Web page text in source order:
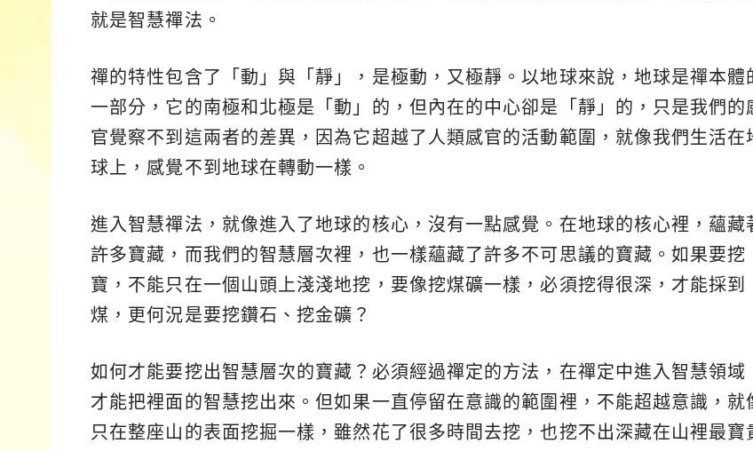
就是智慧禪法。
禪的特性包含了「動」與「靜」，是極動，又極靜。以地球來說，地球是禪本體
一部分，它的南極和北極是「動」的，但內在的中心卻是「靜」的，只是我們的
官覺察不到這兩者的差異，因為它超越了人類感官的活動範圍，就像我們生活在
球上，感覺不到地球在轉動一樣。
進入智慧禪法，就像進入了地球的核心，沒有一點感覺。在地球的核心裡，蘊藏
許多寶藏，而我們的智慧層次裡，也一樣蘊藏了許多不可思議的寶藏。如果要挖
寶，不能只在一個山頭上淺淺地挖，要像挖煤礦一樣，必須挖得很深，才能採到
煤，更何況是要挖鑽石、挖金礦？
如何才能要挖出智慧層次的寶藏？必須經過禪定的方法，在禪定中進入智慧領域
才能把裡面的智慧挖出來。但如果一直停留在意識的範圍裡，不能超越意識，就
只在整座山的表面挖掘一樣，雖然花了很多時間去挖，也挖不出深藏在山裡最寶